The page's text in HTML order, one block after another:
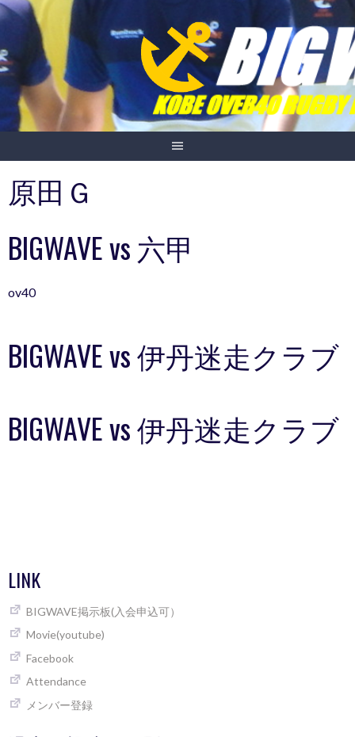
Skip
content
原田Ｇ
BIGWAVE vs 六甲
ov40
BIGWAVE vs 伊丹迷走クラブ
BIGWAVE vs 伊丹迷走クラブ
LINK
BIGWAVE掲示板(入会申込可）
Movie(youtube)
Facebook
Attendance
メンバー登録